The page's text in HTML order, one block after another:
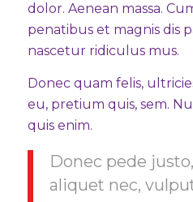
dolor. Aenean massa.
penatibus et magnis dis
nascetur ridiculus mus.
Donec quam felis,
eu, pretium quis, sem.
quis enim.
Donec pede
aliquet nec,